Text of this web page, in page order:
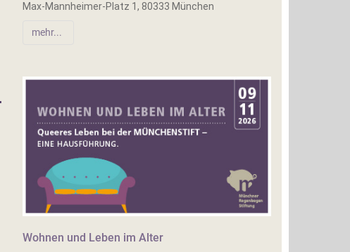
Max-Mannheimer-Platz 1, 80333 München
mehr...
Wohnen und Leben im Alter